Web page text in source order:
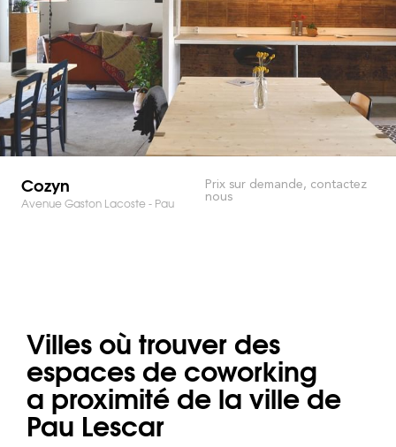
Cozyn
Avenue Gaston Lacoste - Pau
Prix sur demande, contactez
nous
Villes où trouver des
espaces de coworking
a proximité de la ville de
Pau Lescar